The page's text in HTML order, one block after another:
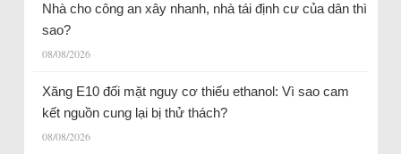
Nhà cho công an xây nhanh, nhà tái định cư của dân thì
sao?
08/08/2026
Xăng E10 đối mặt nguy cơ thiếu ethanol: Vì sao cam
kết nguồn cung lại bị thử thách?
08/08/2026